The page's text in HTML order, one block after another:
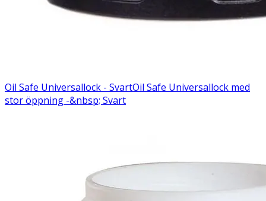
Oil Safe Universallock - SvartOil Safe Universallock med
stor öppning -&nbsp; Svart